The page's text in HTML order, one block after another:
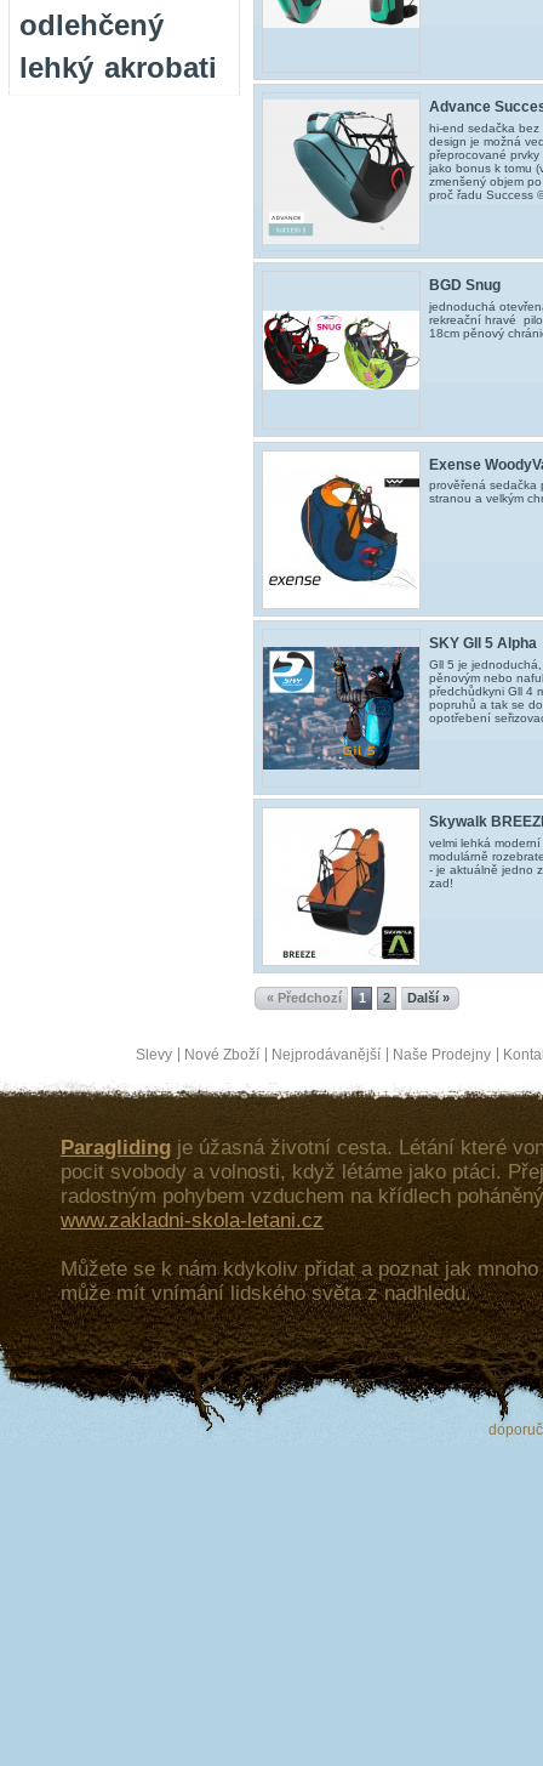
odlehčený
lehký akrobati
Advance
hi-end sedačka
design je možná
přeprocované
jako bonus k tomu
zmenšený objem
proč řadu Success
BGD Snug
jednoduchá
rekreační hravé
18cm pěnový
Exense
prověřená sedačka
stranou a velkým
SKY Gll 5 Alpha
Gll 5 je
pěnovým nebo
předchůdkyni Gll 4
popruhů a tak se
opotřebení
Skywalk
velmi lehká
modulárně
- je aktuálně jedno
zad!
« Předchozí 1 2 Další »
Slevy Nové Zboží Nejprodávanější Naše Prodejny
Paragliding je úžasná životní cesta. Létání které
pocit svobody a volnosti, když létáme jako ptáci.
radostným pohybem vzduchem na křídlech
www.zakladni-skola-letani.cz
Můžete se k nám kdykoliv přidat a poznat jak
může mít vnímání lidského světa z nadhledu.